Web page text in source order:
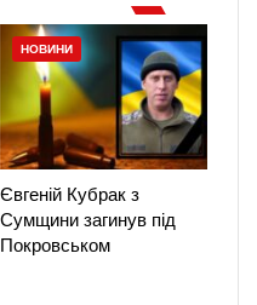
НОВИНИ
Євгеній Кубрак з
Сумщини загинув під
Покровськом